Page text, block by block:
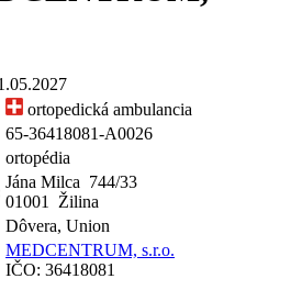
ortopedická ambulancia
65-36418081-A0026
ortopédia
Jána Milca 744/33
01001 Žilina
Dôvera, Union
MEDCENTRUM, s.r.o.
IČO: 36418081